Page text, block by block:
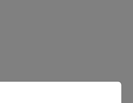
appropriate version of our website.